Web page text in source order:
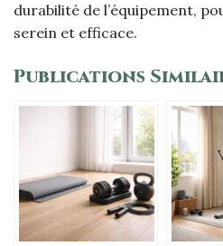
durabilité de l’équipement,
serein et efficace.
Publications